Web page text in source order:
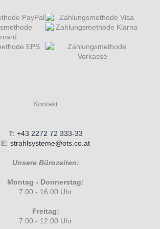
Kontakt
T: +43 2272 72 333-33
E: strahlsysteme@ots.co.at
Unsere Bürozeiten:
Montag - Donnerstag:
7:00 - 16:00 Uhr
Freitag:
7:00 - 12:00 Uhr